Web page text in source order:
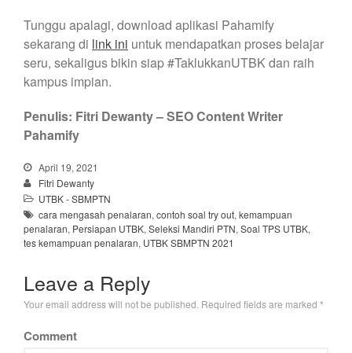
Tunggu apalagi, download aplikasi Pahamify
sekarang di link ini untuk mendapatkan proses belajar
seru, sekaligus bikin siap #TaklukkanUTBK dan raih
kampus impian.
Penulis: Fitri Dewanty – SEO Content Writer
Pahamify
April 19, 2021
Fitri Dewanty
UTBK - SBMPTN
cara mengasah penalaran, contoh soal try out, kemampuan
penalaran, Persiapan UTBK, Seleksi Mandiri PTN, Soal TPS UTBK,
tes kemampuan penalaran, UTBK SBMPTN 2021
Leave a Reply
Your email address will not be published. Required fields are marked *
Comment